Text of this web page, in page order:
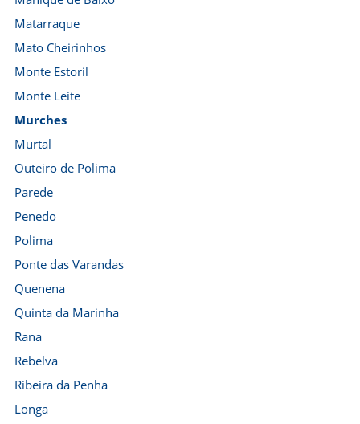
Matarraque
Mato Cheirinhos
Monte Estoril
Monte Leite
Murches
Murtal
Outeiro de Polima
Parede
Penedo
Polima
Ponte das Varandas
Quenena
Quinta da Marinha
Rana
Rebelva
Ribeira da Penha
Longa